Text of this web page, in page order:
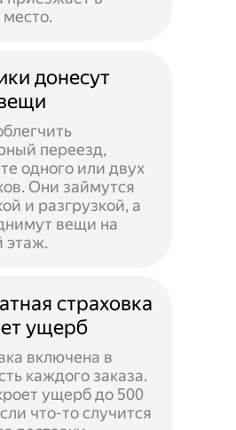
донесут
переезд,
одного или двух
Они займутся
и разгрузкой, а
вещи на
этаж.
страховка
ущерб
включена в
каждого заказа.
ущерб до 500
что-то случится